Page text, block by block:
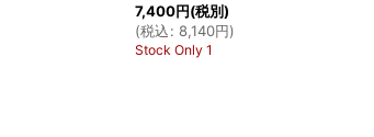
7,400円(税別)
(税込: 8,140円)
Stock Only 1